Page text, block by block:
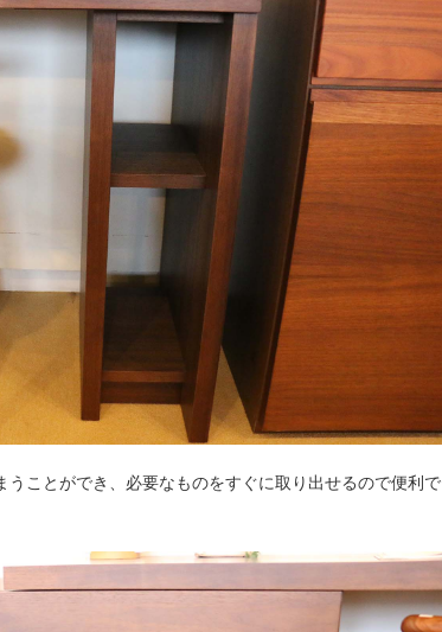
ことができ、必要なものをすぐに取り出せるので便利で